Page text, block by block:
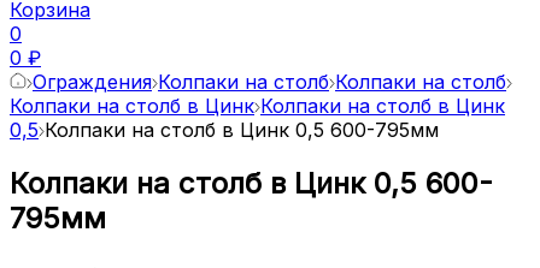
Корзина
0
0 ₽
Ограждения Колпаки на столб Колпаки на столб
Колпаки на столб в Цинк Колпаки на столб в Цинк
0,5 Колпаки на столб в Цинк 0,5 600-795мм
Колпаки на столб в Цинк 0,5 600-
795мм